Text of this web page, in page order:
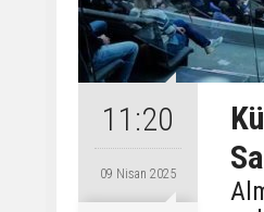
11:20
09 Nisan 2025